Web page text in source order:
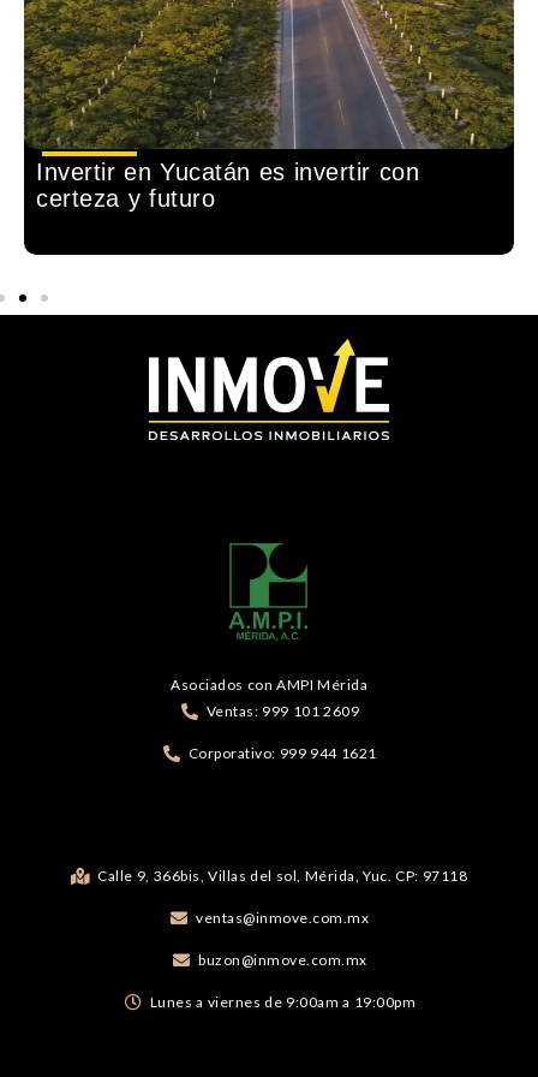
Invertir en Yucatán es invertir con
certeza y futuro
Asociados con AMPI Mérida
Ventas: 999 101 2609
Corporativo: 999 944 1621
Calle 9, 366bis, Villas del sol, Mérida, Yuc. CP: 97118
ventas@inmove.com.mx
buzon@inmove.com.mx
Lunes a viernes de 9:00am a 19:00pm